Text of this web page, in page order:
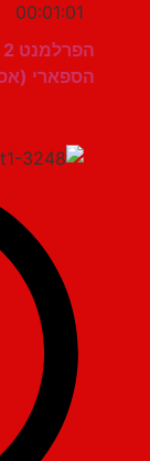
00:01:01
הספארי (אסי כהן)